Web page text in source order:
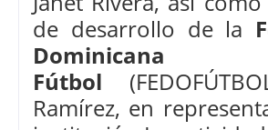
de desarrollo de la
Fútbol
Ramírez, en